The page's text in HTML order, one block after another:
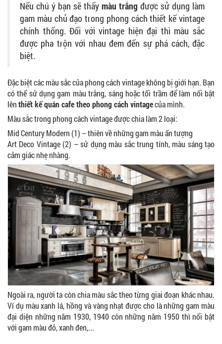
Nếu chú ý bạn sẽ thấy màu trắng được sử dụng làm
gam màu chủ đạo trong phong cách thiết kế vintage
chính thống. Đối với vintage hiện đại thì màu sắc
được pha trộn với nhau đem đến sự phá cách, đặc
biệt.
Đặc biệt các màu sắc của phong cách vintage không bị giới hạn. Bạn
có thể sử dụng gam màu trắng, sáng hoặc tối trầm để làm nổi bật
lênthiết kế quán cafe theo phong cách vintagecủa mình.
Màu sắc trong phong cách vintage được chia làm 2 loại:
Mid Century Modern (1) – thiên về những gam màu ấn tượng
Art Deco Vintage (2) – sử dụng màu sắc trung tính, màu sáng tạo
cảm giác nhẹ nhàng.
Ngoài ra, người ta còn chia màu sắc theo từng giai đoạn khác nhau.
Ví dụ màu xanh lá, hồng và vàng nhạt được cho là những gam màu
đại diện những năm 1930, 1940 còn những năm 1950 thì nổi bật
với gam màu đỏ, xanh đen,...